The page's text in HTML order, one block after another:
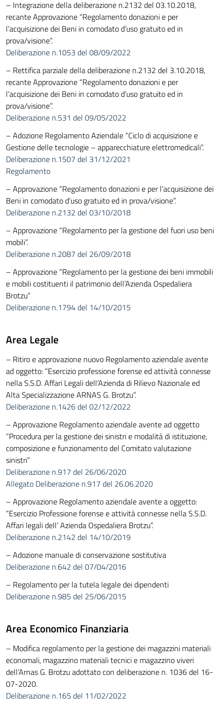
– Integrazione della deliberazione n.2132 del 03.10.2018,
recante Approvazione “Regolamento donazioni e per
l’acquisizione dei Beni in comodato d’uso gratuito ed in
prova/visione”.
Deliberazione n.1053 del 08/09/2022
– Rettifica parziale della deliberazione n.2132 del 3.10.2018,
recante Approvazione “Regolamento donazioni e per
l’acquisizione dei Beni in comodato d’uso gratuito ed in
prova/visione”.
Deliberazione n.531 del 09/05/2022
– Adozione Regolamento Aziendale “Ciclo di acquisizione e
Gestione delle tecnologie – apparecchiature elettromedicali”.
Deliberazione n.1507 del 31/12/2021
Regolamento
– Approvazione “Regolamento donazioni e per l’acquisizione dei
Beni in comodato d’uso gratuito ed in prova/visione”.
Deliberazione n.2132 del 03/10/2018
– Approvazione “Regolamento per la gestione del fuori uso beni
mobili”.
Deliberazione n.2087 del 26/09/2018
– Approvazione “Regolamento per la gestione dei beni immobili
e mobili costituenti il patrimonio dell’Azienda Ospedaliera
Brotzu”
Deliberazione n.1794 del 14/10/2015
Area Legale
– Ritiro e approvazione nuovo Regolamento aziendale avente
ad oggetto: “Esercizio professione forense ed attività connesse
nella S.S.D. Affari Legali dell’Azienda di Rilievo Nazionale ed
Alta Specializzazione ARNAS G. Brotzu”.
Deliberazione n.1426 del 02/12/2022
– Approvazione Regolamento aziendale avente ad oggetto
“Procedura per la gestione dei sinistri e modalità di istituzione,
composizione e funzionamento del Comitato valutazione
sinistri”
Deliberazione n.917 del 26/06/2020
Allegato Deliberazione n.917 del 26.06.2020
– Approvazione Regolamento aziendale avente a oggetto:
“Esercizio Professione forense e attività connesse nella S.S.D.
Affari legali dell’ Azienda Ospedaliera Brotzu”.
Deliberazione n.2142 del 14/10/2019
– Adozione manuale di conservazione sostitutiva
Deliberazione n.642 del 07/04/2016
– Regolamento per la tutela legale dei dipendenti
Deliberazione n.985 del 25/06/2015
Area Economico Finanziaria
– Modifica regolamento per la gestione dei magazzini materiali
economali, magazzino materiali tecnici e magazzino viveri
dell’Arnas G. Brotzu adottato con deliberazione n. 1036 del 16-
07-2020.
Deliberazione n.165 del 11/02/2022